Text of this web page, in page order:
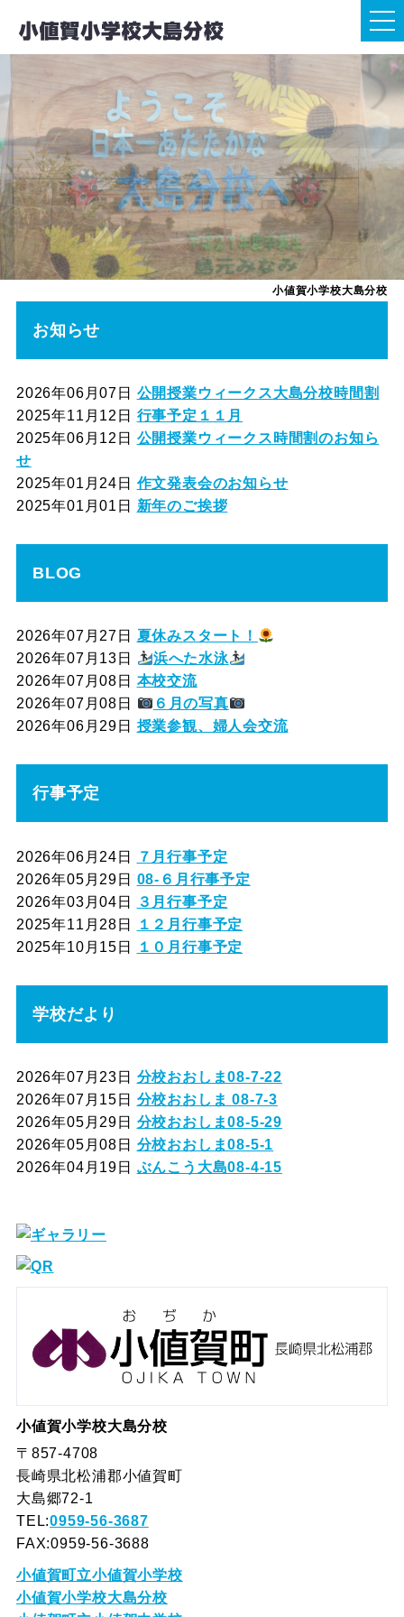
小値賀小学校大島分校
お知らせ
2026年06月07日 公開授業ウィークス大島分校時間割
2025年11月12日 行事予定１１月
2025年06月12日 公開授業ウィークス時間割のお知ら
せ
2025年01月24日 作文発表会のお知らせ
2025年01月01日 新年のご挨拶
BLOG
2026年07月27日 夏休みスタート！
2026年07月13日
浜へた水泳
2026年07月08日 本校交流
2026年07月08日
６月の写真
2026年06月29日 授業参観、婦人会交流
行事予定
2026年06月24日
７月行事予定
2026年05月29日 08-６月行事予定
2026年03月04日
３月行事予定
2025年11月28日
１２月行事予定
2025年10月15日
１０月行事予定
学校だより
2026年07月23日 分校おおしま08-7-22
2026年07月15日 分校おおしま 08-7-3
2026年05月29日 分校おおしま08-5-29
2026年05月08日 分校おおしま08-5-1
2026年04月19日 ぶんこう大島08-4-15
小値賀小学校大島分校
〒857-4708
長崎県北松浦郡小値賀町
大島郷72-1
TEL:0959-56-3687
FAX:0959-56-3688
小値賀町立小値賀小学校
小値賀小学校大島分校